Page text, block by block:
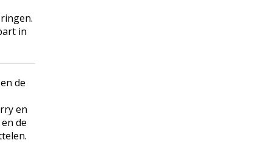
in
de
en
de